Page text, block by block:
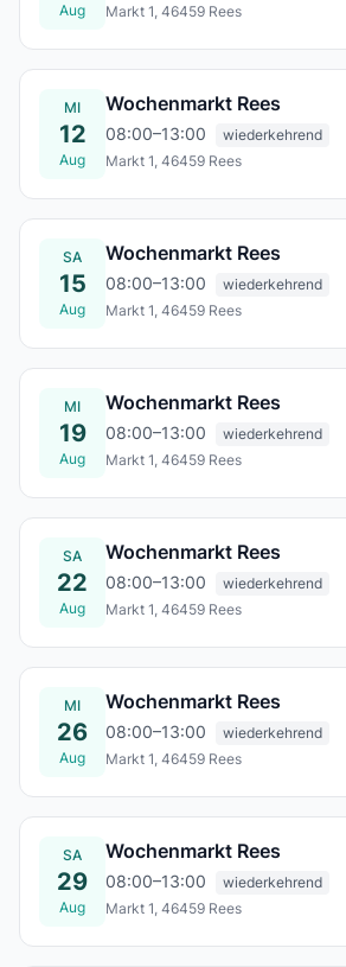
Aug
Markt 1, 46459 Rees
MI
12
Aug
Wochenmarkt Rees
08:00–13:00
wiederkehrend
Markt 1, 46459 Rees
SA
15
Aug
Wochenmarkt Rees
08:00–13:00
wiederkehrend
Markt 1, 46459 Rees
MI
19
Aug
Wochenmarkt Rees
08:00–13:00
wiederkehrend
Markt 1, 46459 Rees
SA
22
Aug
Wochenmarkt Rees
08:00–13:00
wiederkehrend
Markt 1, 46459 Rees
MI
26
Aug
Wochenmarkt Rees
08:00–13:00
wiederkehrend
Markt 1, 46459 Rees
SA
29
Aug
Wochenmarkt Rees
08:00–13:00
wiederkehrend
Markt 1, 46459 Rees